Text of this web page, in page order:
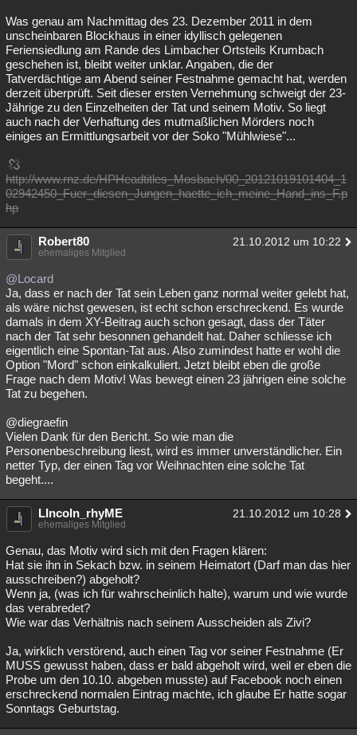
Was genau am Nachmittag des 23. Dezember 2011 in dem
unscheinbaren Blockhaus in einer idyllisch gelegenen
Feriensiedlung am Rande des Limbacher Ortsteils Krumbach
geschehen ist, bleibt weiter unklar. Angaben, die der
Tatverdächtige am Abend seiner Festnahme gemacht hat, werden
derzeit überprüft. Seit dieser ersten Vernehmung schweigt der 23-
Jährige zu den Einzelheiten der Tat und seinem Motiv. So liegt
auch nach der Verhaftung des mutmaßlichen Mörders noch
einiges an Ermittlungsarbeit vor der Soko "Mühlwiese"...
http://www.rnz.de/HPHeadtitles_Mosbach/00_20121019101404_1
02942450_Fuer_diesen_Jungen_haette_ich_meine_Hand_ins_F.p
hp
Robert80 21.10.2012 um 10:22
ehemaliges Mitglied
@Locard
Ja, dass er nach der Tat sein Leben ganz normal weiter gelebt hat,
als wäre nichst gewesen, ist echt schon erschreckend. Es wurde
damals in dem XY-Beitrag auch schon gesagt, dass der Täter
nach der Tat sehr besonnen gehandelt hat. Daher schliesse ich
eigentlich eine Spontan-Tat aus. Also zumindest hatte er wohl die
Option "Mord" schon einkalkuliert. Jetzt bleibt eben die große
Frage nach dem Motiv! Was bewegt einen 23 jährigen eine solche
Tat zu begehen.
@diegraefin
Vielen Dank für den Bericht. So wie man die
Personenbeschreibung liest, wird es immer unverständlicher. Ein
netter Typ, der einen Tag vor Weihnachten eine solche Tat
begeht....
LIncoln_rhyME 21.10.2012 um 10:28
ehemaliges Mitglied
Genau, das Motiv wird sich mit den Fragen klären:
Hat sie ihn in Sekach bzw. in seinem Heimatort (Darf man das hier
ausschreiben?) abgeholt?
Wenn ja, (was ich für wahrscheinlich halte), warum und wie wurde
das verabredet?
Wie war das Verhältnis nach seinem Ausscheiden als Zivi?
Ja, wirklich verstörend, auch einen Tag vor seiner Festnahme (Er
MUSS gewusst haben, dass er bald abgeholt wird, weil er eben die
Probe um den 10.10. abgeben musste) auf Facebook noch einen
erschreckend normalen Eintrag machte, ich glaube Er hatte sogar
Sonntags Geburtstag.